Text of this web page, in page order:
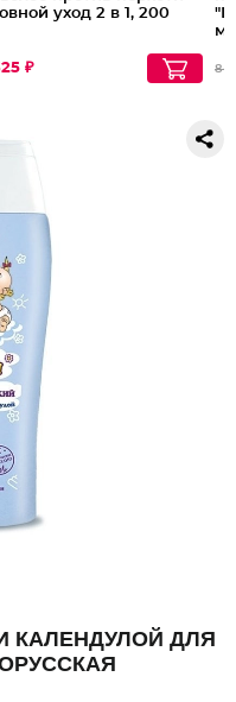
уход 2 в 1, 200
₽
мл
ДЛЯ